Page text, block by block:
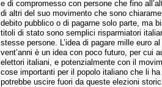
e di compromesso con persone che fino
di altri del suo movimento che sono
debito pubblico o di pagarne solo parte, ma
titoli di stato sono semplici risparmiatori
stesse persone. L’idea di pagare mille euro
vent’anni è un idea con poco futuro, per cui
elettori italiani, e potenzialmente con il
cose importanti per il popolo italiano che li
potrebbe uscire fuori da queste elezioni